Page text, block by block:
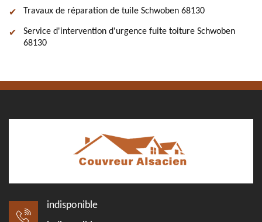
Travaux de réparation de tuile Schwoben 68130
Service d'intervention d'urgence fuite toiture Schwoben
68130
indisponible